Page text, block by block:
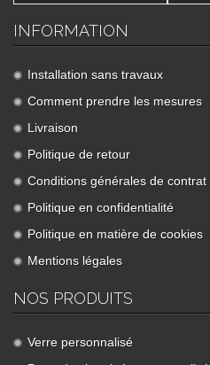
INFORMATION
Installation sans travaux
Comment prendre les mesures
Livraison
Politique de retour
Conditions générales de contrat
Politique en confidentialité
Politique en matière de cookies
Mentions légales
NOS PRODUITS
Verre personnalisé